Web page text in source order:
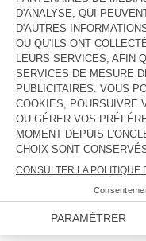
PAYS/RÉGIONS : BELGIQUE
LANGUE :